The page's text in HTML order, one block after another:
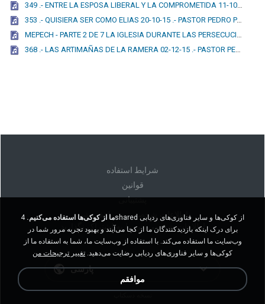
349 .- ENTRE LA ESPOSA LIBERAL Y LA COMPROMETIDA 11-10-15 .- PASTOR PEDRO PABLO SANTIBÁÑEZ.mp3
353 .- QUISIERA SER COMO ELIAS 20-10-15 .- PASTOR PEDRO PABLO SANTIBÁÑEZ.mp3
MEPECH - PARTE 2 DE 7 LA IGLESIA DURANTE LAS PERSECUCIONES DEL IMPERIO ROMANO 21-04-2016.mp3
368 .- LAS ARTIMAÑAS DE LA RAMERA 02-12-15 .- PASTOR PEDRO PABLO SANTIBÁÑEZ.mp3
شرايط استفاده
قوانين
پشتیبانی
اطلاعات شخصی من را نفروشید
اطلاعات شخصی من را به اشتراک نگذارید
پارسی
ما از کوکی‌ها استفاده می‌کنیم. 4shared از کوکی‌ها و سایر فناوری‌های ردیابی
برای درک اینکه بازدیدکنندگان ما از کجا می‌آیند و بهبود تجربه مرور شما در
وب‌سایت ما استفاده می‌کند. با استفاده از وب‌سایت ما، شما به استفاده ما از
کوکی‌ها و سایر فناوری‌های ردیابی رضایت می‌دهید. تغییر ترجیحات من
موافقم